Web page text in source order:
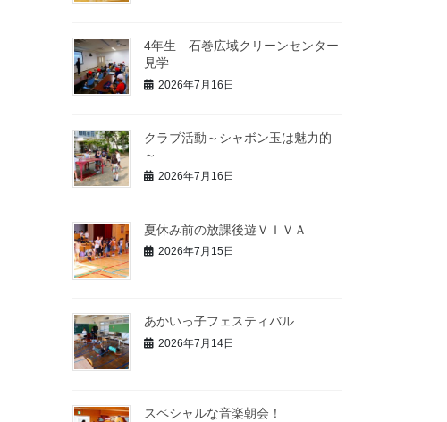
4年生 石巻広域クリーンセンター
見学
2026年7月16日
クラブ活動～シャボン玉は魅力的
～
2026年7月16日
夏休み前の放課後遊ＶＩＶＡ
2026年7月15日
あかいっ子フェスティバル
2026年7月14日
スペシャルな音楽朝会！